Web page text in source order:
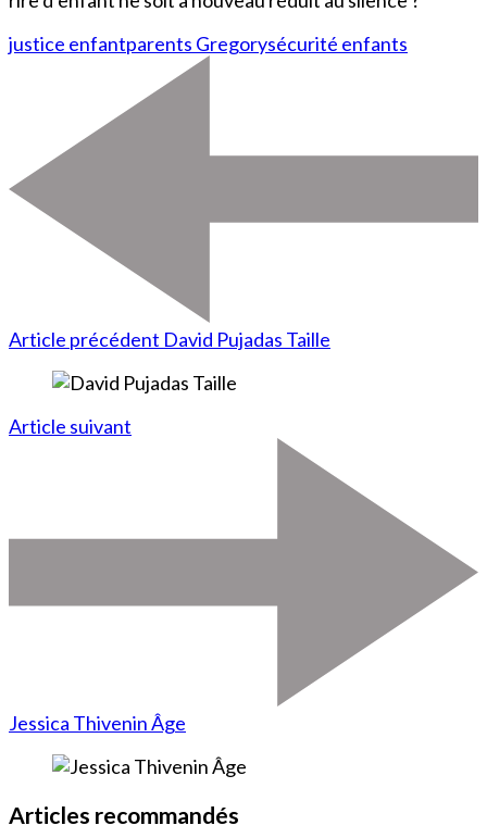
justice enfantparents Gregorysécurité enfants
Article précédent David Pujadas Taille
Article suivant
Jessica Thivenin Âge
Articles recommandés